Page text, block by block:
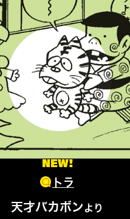
NEW!
トラ
天才バカボンより